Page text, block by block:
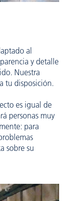
al
y detalle
Nuestra
tu disposición.
es igual de
personas muy
para
sobre su